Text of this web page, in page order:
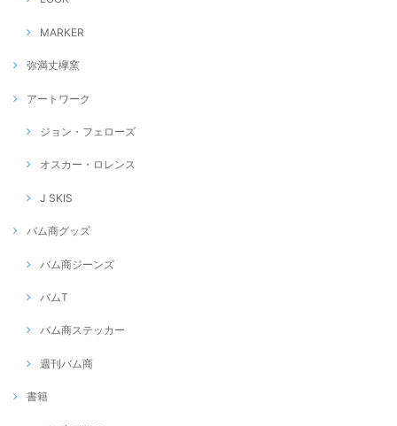
MARKER
弥満丈欅窯
アートワーク
ジョン・フェローズ
オスカー・ロレンス
J SKIS
バム商グッズ
バム商ジーンズ
バムT
バム商ステッカー
週刊バム商
書籍